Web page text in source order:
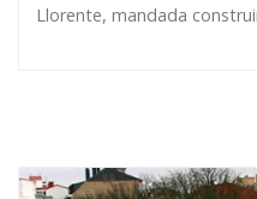
Llorente, mandada